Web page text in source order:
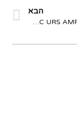
הבא
סקירת BMC URS AMP LT: האופניים האלקטרוניים החצציים האולטימטיביים עם השעיה מלאה? – CYCLINGABOUT.com